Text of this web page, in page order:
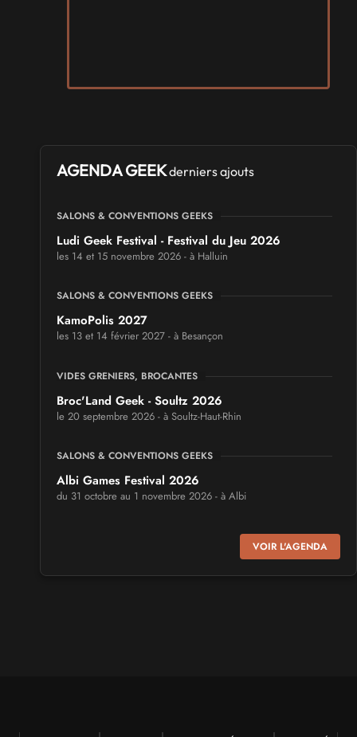
AGENDA GEEKderniers ajouts
SALONS & CONVENTIONS GEEKS
Ludi Geek Festival - Festival du Jeu 2026
les 14 et 15 novembre 2026 - à Halluin
SALONS & CONVENTIONS GEEKS
KamoPolis 2027
les 13 et 14 février 2027 - à Besançon
VIDES GRENIERS, BROCANTES
Broc'Land Geek - Soultz 2026
le 20 septembre 2026 - à Soultz-Haut-Rhin
SALONS & CONVENTIONS GEEKS
Albi Games Festival 2026
du 31 octobre au 1 novembre 2026 - à Albi
Virtual Calais - salon du jeu vidéo et des loisirs
numériques 2026
VOIR L'AGENDA